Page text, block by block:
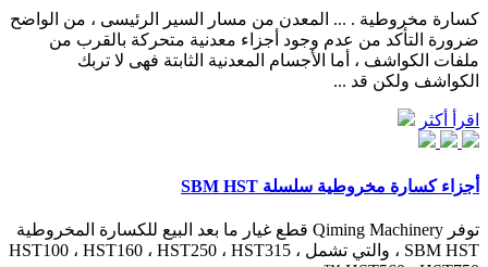
كسارة مخروطية . ... المعدن من مسار السير الرئيسى ، من الواضح
ضرورة التأكد من عدم وجود أجزاء معدنية متحركة بالقرب من
ملفات الكواشف ، أما الأجسام المعدنية الثابتة فهى لا تربك
الكواشف ولكن قد ...
اقرأ أكثر
أجزاء كسارة مخروطية سلسلة SBM HST
توفر Qiming Machinery قطع غيار ما بعد البيع للكسارة المخروطية
SBM HST ، والتي تشمل HST100 ، HST160 ، HST250 ، HST315 ،